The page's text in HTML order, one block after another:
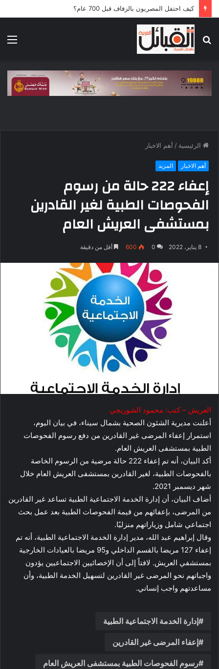
كيف احتفل المصريون بالزفاف قبل 700 عام؟
عن
الرئيسية / أهم الاخبار
أهم الاخبار المزيد
إعفاء 222 حالة من رسوم
الفحوصات الطبية لغير القادرين
بمستشفى العريش العام
8 يناير، 2022 0
600 أقل من دقيقة
العريش – كتب: محمود الشوربجي
أعلنت مديرية الشئون الصحية بشمال سيناء، في بيان اليوم،
استمرار إعفاء المرضى غير القادرين من دفع رسوم الفحوصات
الطبية بمستشفى العريش العام.
أكد البيان، أنه تم إعفاء 222 حالة مرضية من الرسوم الخاصة
بالفحوصات الطبية، لغير القادرين بمستشفى العريش العام خلال
شهر ديسمبر 2021.
أضاف البيان، أن إدارة الخدمة الاجتماعية الطبية تساعد غير القادرين
من المرضى، بإعفائهم من قيمة الفحوصات الطبية بعد عمل بحث
اجتماعي شامل وزياراتهم منزليًا.
وقال إبراهيم عبد الله، مدير إدارة الخدمة الاجتماعية الطبية، أنه تم
إعفاء 127 مريضا بالقسم الداخلي و95 مريضا بالعيادات الخارجية
بمستشفي العريش. لافتاً إلى أن الإخصائيين الاجتماعيين يؤدون
واجباتهم نحو المرضى غير القادرين لتسهيل الخدمة الطبية، وأن
مساعدتهم واجب إنساني.
إدارة الخدمة الاجتماعية الطبية
إعفاء المرضى غير القادرين
رسوم الفحوصات الطبية بمستشفى العريش العام